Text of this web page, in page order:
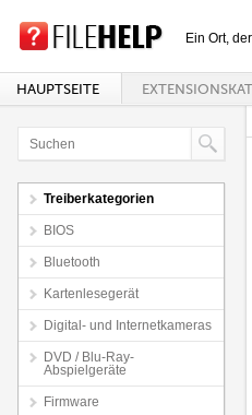
Ein Ort,
HAUPTSEITE
Treiberkategorien
BIOS
Bluetooth
Kartenlesegerät
Digital- und Internetkameras
DVD / Blu-Ray-
Abspielgeräte
Firmware